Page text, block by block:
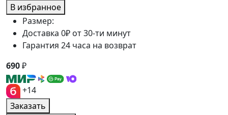
В избранное
Размер:
Доставка 0₽ от 30-ти минут
Гарантия 24 часа на возврат
690₽
+14
Заказать